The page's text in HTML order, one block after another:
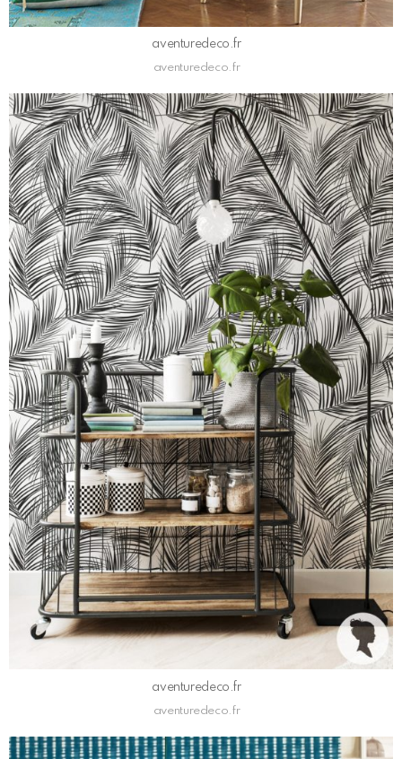
aventuredeco.fr
aventuredeco.fr
aventuredeco.fr
aventuredeco.fr